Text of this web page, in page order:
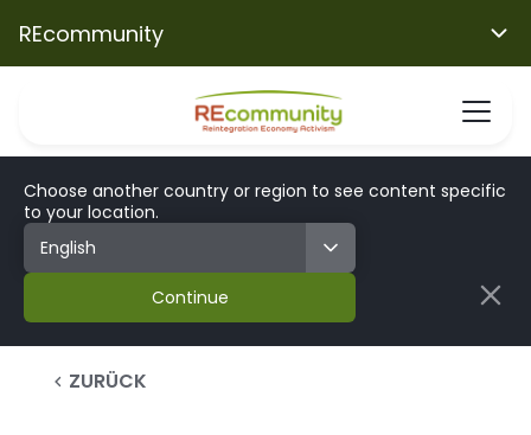
REcommunity
Choose another country or region to see content specific
to your location.
Continue
ZURÜCK